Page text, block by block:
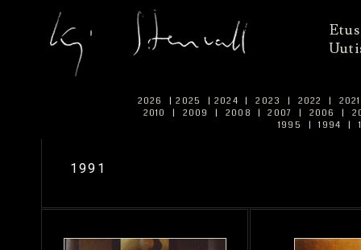
2026 | 2025 | 2024 | 2023 | 2022 |
2010
| 2009 | 2008 | 2007 | 2006 |
1995
| 1994 |
1991